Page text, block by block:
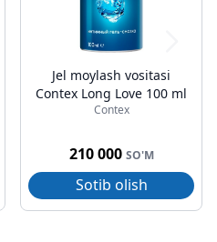
Jel moylash vositasi
Contex Long Love 100 ml
Contex
210 000 SO'M
Sotib olish